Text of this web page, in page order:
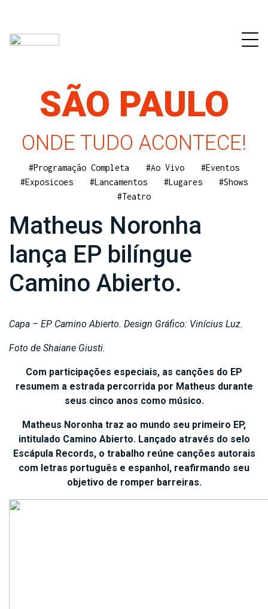
SÃO PAULO
ONDE TUDO ACONTECE!
#Programação Completa #Ao Vivo
#Eventos
#Exposicoes
#Lancamentos #Lugares
#Shows
#Teatro
Matheus Noronha
lança EP bilíngue
Camino Abierto.
Capa – EP Camino Abierto. Design Gráfico: Vinícius Luz.
Foto de Shaiane Giusti.
Com participações especiais, as canções do EP
resumem a estrada percorrida por Matheus durante
seus cinco anos como músico.
Matheus Noronha traz ao mundo seu primeiro EP,
intitulado Camino Abierto. Lançado através do selo
Escápula Records, o trabalho reúne canções autorais
com letras português e espanhol, reafirmando seu
objetivo de romper barreiras.